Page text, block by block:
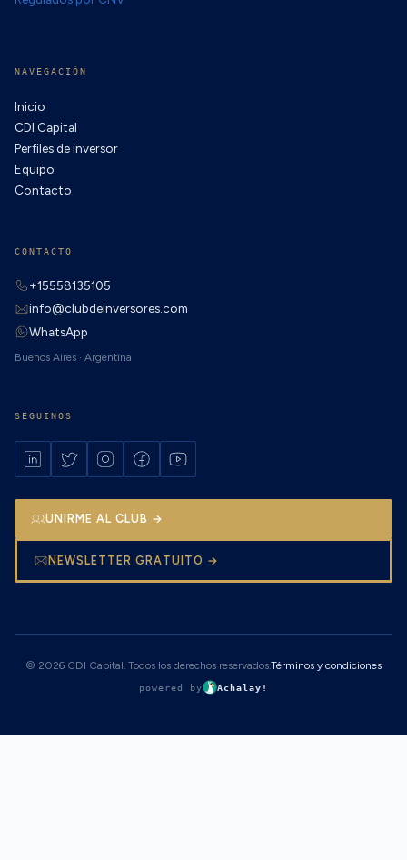
NAVEGACIÓN
Inicio
CDI Capital
Perfiles de inversor
Equipo
Contacto
CONTACTO
+15558135105
info@clubdeinversores.com
WhatsApp
Buenos Aires · Argentina
SEGUINOS
UNIRME AL CLUB →
NEWSLETTER GRATUITO →
© 2026 CDI Capital. Todos los derechos reservados.Términos y condiciones
powered by Achalay!